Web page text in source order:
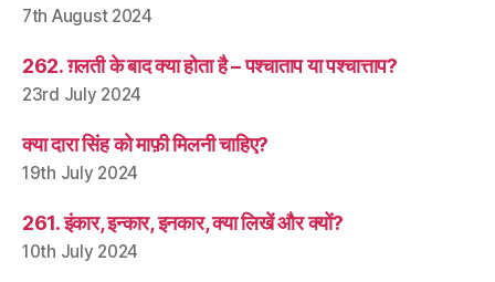
7th August 2024
262. ग़लती के बाद क्या होता है – पश्चाताप या पश्चात्ताप?
23rd July 2024
क्या दारा सिंह को माफ़ी मिलनी चाहिए?
19th July 2024
261. इंकार, इन्कार, इनकार, क्या लिखें और क्यों?
10th July 2024